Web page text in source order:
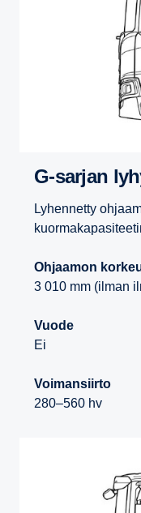
G-​sarjan
Lyhennetty
Ohjaamon
3 010 mm (ilman
Vuode
Ei
Voimansiirto
280–560 hv